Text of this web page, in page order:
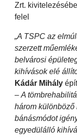
Zrt.
felel
„A TSPC az
szerzett
belvárosi
kihívások elé
Kádár Mihály
– A
három
bánásmódot
egyedülálló